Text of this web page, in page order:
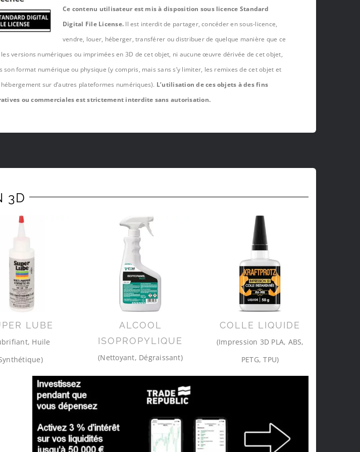
Ce contenu utilisateur est mis à disposition sous licence Standard
Digital File License. Il est interdit de partager, concéder en sous-licence,
vendre, louer, héberger, transférer ou distribuer de quelque manière que ce
versions numériques ou imprimées en 3D de cet objet, ni aucune œuvre dérivée de cet objet,
son format numérique ou physique (y compris, mais sans s’y limiter, les remixes de cet objet et
sur d’autres plateformes numériques). L’utilisation de ces objets à des fins
ou commerciales est strictement interdite sans autorisation.
3D
LUBE
Huile
ALCOOL
ISOPROPYLIQUE
(Nettoyant, Dégraissant)
COLLE LIQUIDE
(Impression 3D PLA, ABS,
PETG, TPU)